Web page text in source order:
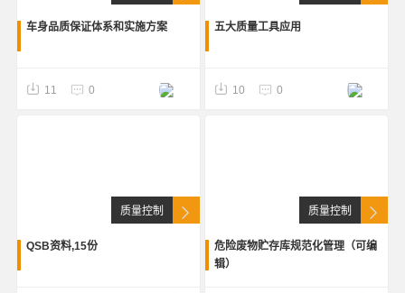
车身品质保证体系和实施方案
11 0
五大质量工具应用
10 0
质量控制
QSB资料,15份
质量控制
危险废物贮存库规范化管理（可编
辑）